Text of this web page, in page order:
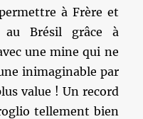
à Frère et
au Brésil grâce à
une mine qui ne
inimaginable par
value ! Un record
tellement bien